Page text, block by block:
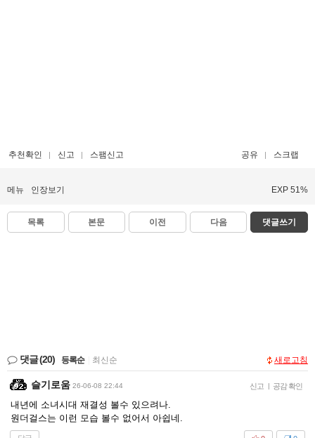
추천확인 신고 스팸신고 공유 스크랩
메뉴 인장보기 EXP 51%
목록 본문 이전 다음 댓글쓰기
댓글(20) 등록순 최신순 새로고침
슬기로움 26-06-08 22:44 신고 | 공감 확인
내년에 소녀시대 재결성 볼수 있으려나.
원더걸스는 이런 모습 볼수 없어서 아쉽네.